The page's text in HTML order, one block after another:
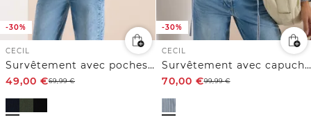
-30%
CECIL
Survêtement avec poches poitrine et structure
49,00 €69,99€
-30%
CECIL
Survêtement avec capuche et rayures
70,00 €99,99€